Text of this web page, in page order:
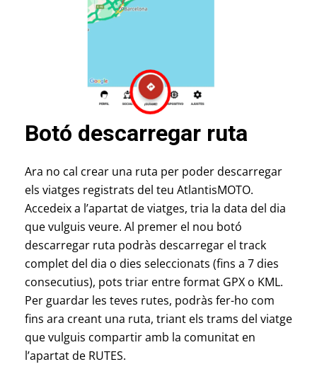
Botó descarregar ruta
Ara no cal crear una ruta per poder descarregar
els viatges registrats del teu AtlantisMOTO.
Accedeix a l’apartat de viatges, tria la data del dia
que vulguis veure. Al premer el nou botó
descarregar ruta podràs descarregar el track
complet del dia o dies seleccionats (fins a 7 dies
consecutius), pots triar entre format GPX o KML.
Per guardar les teves rutes, podràs fer-ho com
fins ara creant una ruta, triant els trams del viatge
que vulguis compartir amb la comunitat en
l’apartat de RUTES.